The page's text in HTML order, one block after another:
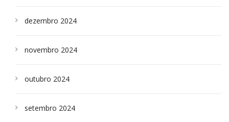
dezembro 2024
novembro 2024
outubro 2024
setembro 2024